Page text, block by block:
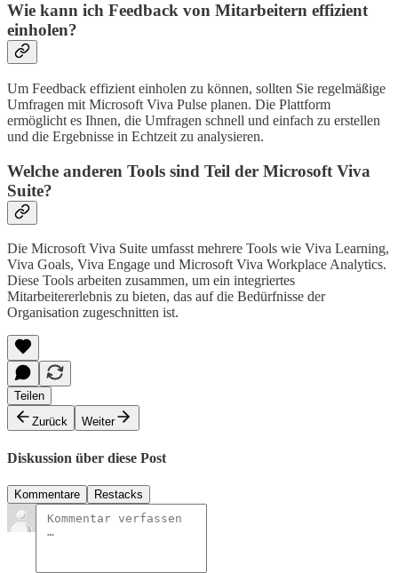
Wie kann ich Feedback von Mitarbeitern effizient
einholen?
Um Feedback effizient einholen zu können, sollten Sie regelmäßige
Umfragen mit Microsoft Viva Pulse planen. Die Plattform
ermöglicht es Ihnen, die Umfragen schnell und einfach zu erstellen
und die Ergebnisse in Echtzeit zu analysieren.
Welche anderen Tools sind Teil der Microsoft Viva
Suite?
Die Microsoft Viva Suite umfasst mehrere Tools wie Viva Learning,
Viva Goals, Viva Engage und Microsoft Viva Workplace Analytics.
Diese Tools arbeiten zusammen, um ein integriertes
Mitarbeitererlebnis zu bieten, das auf die Bedürfnisse der
Organisation zugeschnitten ist.
Teilen
Zurück
Weiter
Diskussion über diese Post
Kommentare Restacks